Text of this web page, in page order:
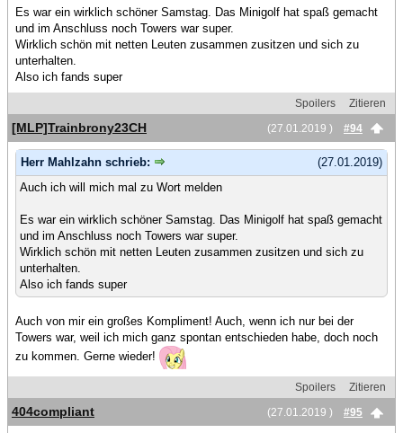
Es war ein wirklich schöner Samstag. Das Minigolf hat spaß gemacht
und im Anschluss noch Towers war super.
Wirklich schön mit netten Leuten zusammen zusitzen und sich zu
unterhalten.
Also ich fands super
Spoilers
Zitieren
(27.01.2019 )
#94
[MLP]Trainbrony23CH
(27.01.2019)
Herr Mahlzahn schrieb:
Auch ich will mich mal zu Wort melden
Es war ein wirklich schöner Samstag. Das Minigolf hat spaß gemacht
und im Anschluss noch Towers war super.
Wirklich schön mit netten Leuten zusammen zusitzen und sich zu
unterhalten.
Also ich fands super
Auch von mir ein großes Kompliment! Auch, wenn ich nur bei der
Towers war, weil ich mich ganz spontan entschieden habe, doch noch
zu kommen. Gerne wieder!
Spoilers
Zitieren
(27.01.2019 )
#95
404compliant